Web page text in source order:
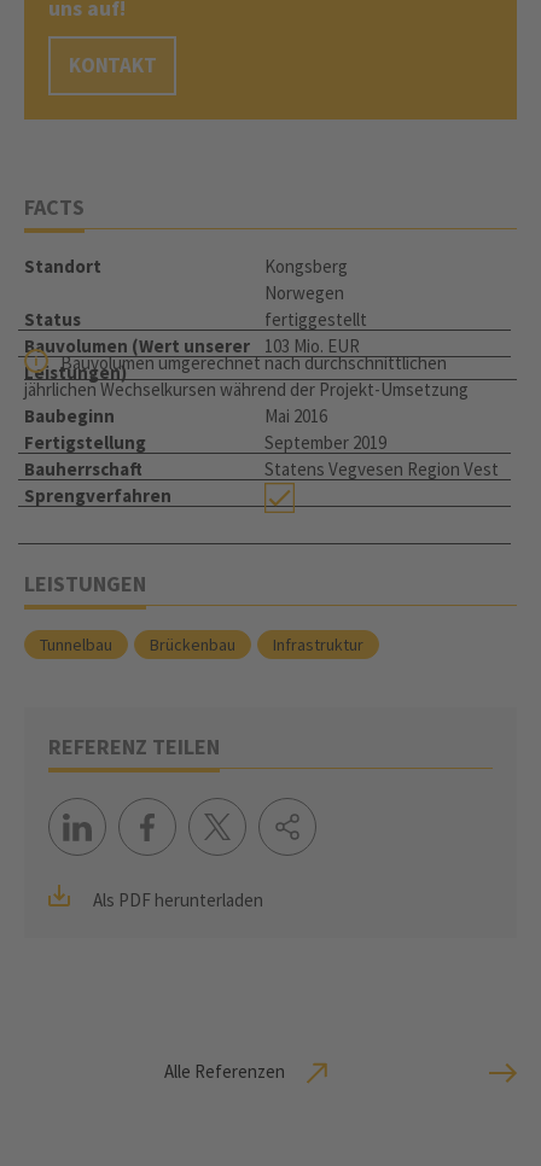
uns auf!
KONTAKT
FACTS
Standort
Kongsberg
Norwegen
Status
fertiggestellt
Bauvolumen (Wert unserer
Leistungen)
103 Mio. EUR
Bauvolumen umgerechnet nach durchschnittlichen
jährlichen Wechselkursen während der Projekt-Umsetzung
Baubeginn
Mai 2016
Fertigstellung
September 2019
Bauherrschaft
Statens Vegvesen Region Vest
Sprengverfahren
LEISTUNGEN
Tunnelbau Brückenbau Infrastruktur
REFERENZ TEILEN
Als PDF herunterladen
Alle Referenzen